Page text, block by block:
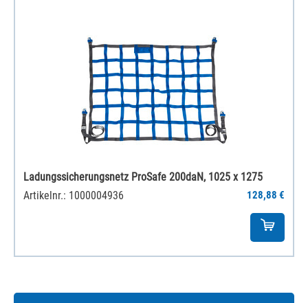
Ladungssicherungsnetz ProSafe 200daN, 1025 x 1275
Artikelnr.: 1000004936
128,88 €